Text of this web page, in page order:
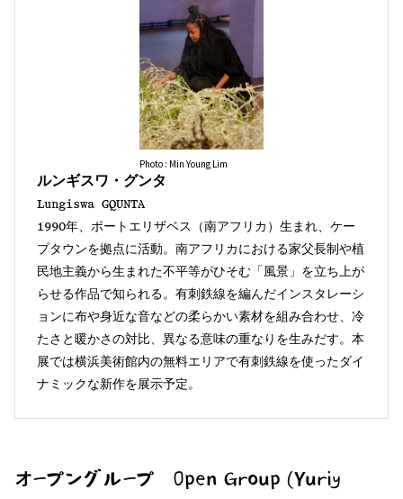
Photo : Min Young Lim
ルンギスワ・グンタ
Lungiswa GQUNTA
1990年、ポートエリザベス（南アフリカ）生まれ、ケー
プタウンを拠点に活動。南アフリカにおける家父長制や植
民地主義から生まれた不平等がひそむ「風景」を立ち上が
らせる作品で知られる。有刺鉄線を編んだインスタレーシ
ョンに布や身近な音などの柔らかい素材を組み合わせ、冷
たさと暖かさの対比、異なる意味の重なりを生みだす。本
展では横浜美術館内の無料エリアで有刺鉄線を使ったダイ
ナミックな新作を展示予定。
オープングループ Open Group (Yuriy